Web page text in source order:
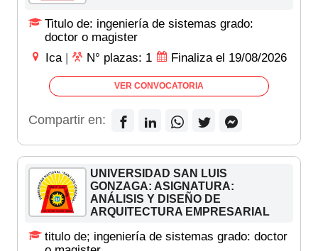
Titulo de: ingeniería de sistemas grado:
doctor o magister
Ica | N° plazas: 1 Finaliza el 19/08/2026
VER CONVOCATORIA
Compartir en:
UNIVERSIDAD SAN LUIS
GONZAGA: ASIGNATURA:
ANÁLISIS Y DISEÑO DE
ARQUITECTURA EMPRESARIAL
titulo de; ingeniería de sistemas grado: doctor